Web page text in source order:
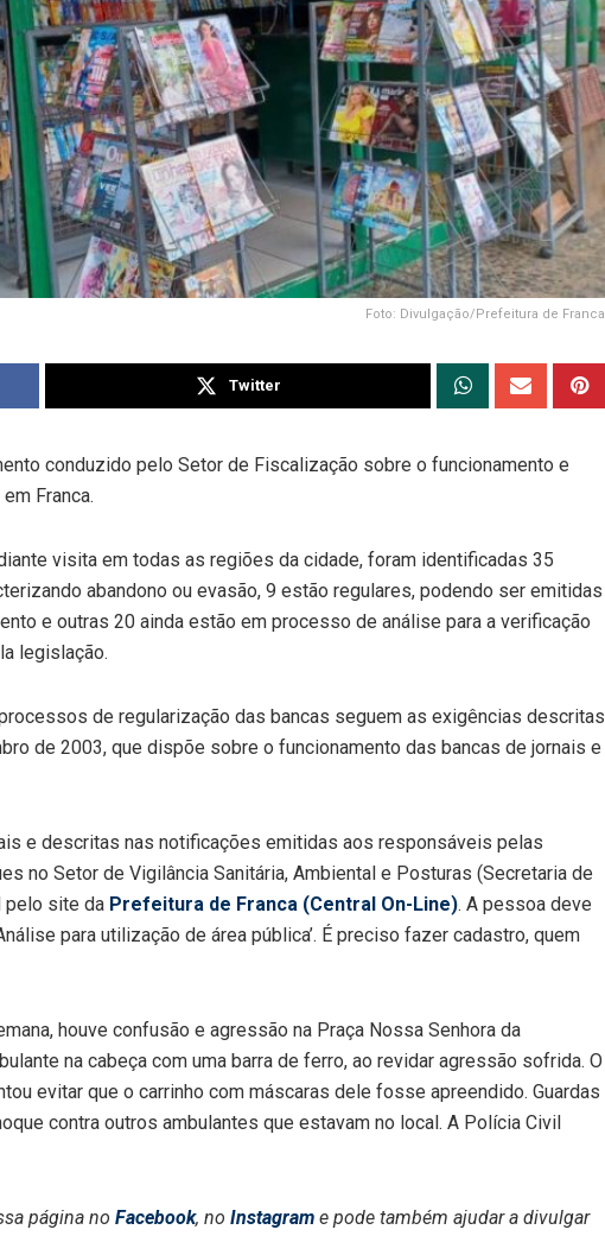
Foto: Divulgação/Prefeitura de Franca
Twitter
conduzido pelo Setor de Fiscalização sobre o funcionamento e
Franca.
visita em todas as regiões da cidade, foram identificadas 35
abandono ou evasão, 9 estão regulares, podendo ser emitidas
e outras 20 ainda estão em processo de análise para a verificação
legislação.
de regularização das bancas seguem as exigências descritas
de 2003, que dispõe sobre o funcionamento das bancas de jornais e
e descritas nas notificações emitidas aos responsáveis pelas
no Setor de Vigilância Sanitária, Ambiental e Posturas (Secretaria de
pelo site da Prefeitura de Franca (Central On-Line). A pessoa deve
para utilização de área pública’. É preciso fazer cadastro, quem
houve confusão e agressão na Praça Nossa Senhora da
na cabeça com uma barra de ferro, ao revidar agressão sofrida. O
evitar que o carrinho com máscaras dele fosse apreendido. Guardas
contra outros ambulantes que estavam no local. A Polícia Civil
página no Facebook, no Instagram e pode também ajudar a divulgar